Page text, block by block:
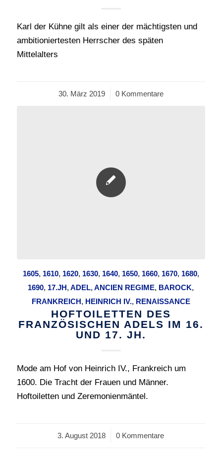
Karl der Kühne gilt als einer der mächtigsten und
ambitioniertesten Herrscher des späten
Mittelalters
30. März 2019
/ 0 Kommentare
1605, 1610, 1620, 1630, 1640, 1650, 1660, 1670, 1680,
1690, 17.JH,ADEL,ANCIEN REGIME, BAROCK,
FRANKREICH, HEINRICH IV., RENAISSANCE
HOFTOILETTEN DES
FRANZÖSISCHEN ADELS IM 16.
UND 17. JH.
Mode am Hof von Heinrich IV., Frankreich um
1600. Die Tracht der Frauen und Männer.
Hoftoiletten und Zeremonienmäntel.
3. August 2018
/ 0 Kommentare